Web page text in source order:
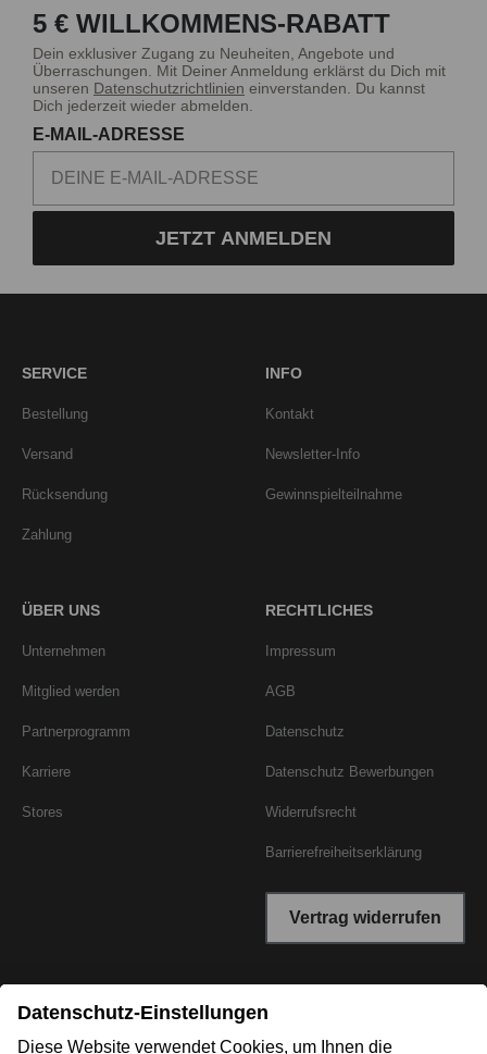
5 € WILLKOMMENS-RABATT
Dein exklusiver Zugang zu Neuheiten, Angebote und
Überraschungen. Mit Deiner Anmeldung erklärst du Dich mit
unseren Datenschutzrichtlinien einverstanden. Du kannst
Dich jederzeit wieder abmelden.
E-MAIL-ADRESSE
JETZT ANMELDEN
SERVICE
Bestellung
Versand
Rücksendung
Zahlung
INFO
Kontakt
Newsletter-Info
Gewinnspielteilnahme
ÜBER UNS
Unternehmen
Mitglied werden
Partnerprogramm
Karriere
Stores
RECHTLICHES
Impressum
AGB
Datenschutz
Datenschutz Bewerbungen
Widerrufsrecht
Barrierefreiheitserklärung
Vertrag widerrufen